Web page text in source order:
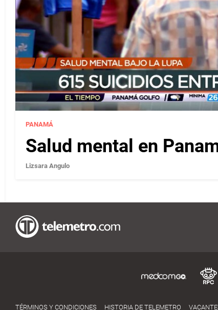
PANAMÁ
Salud mental en
Lizsara Angulo
TÉRMINOS Y CONDICIONES HISTORIA DE TELEMETRO